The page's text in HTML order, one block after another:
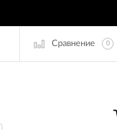
Сравнение 0